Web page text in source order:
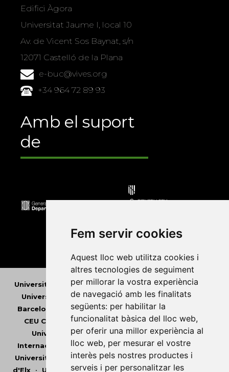
Fem servir cookies
Aquest lloc web utilitza cookies i
altres tecnologies de seguiment
per millorar la vostra experiència
de navegació amb les finalitats
següents: per habilitar la
funcionalitat bàsica del lloc web,
per oferir una millor experiència al
lloc web, per mesurar el vostre
interès pels nostres productes i
serveis i per personalitzar les
Edifici Àgora
Universitat Jaume I, local 10
Av. de Vicent Sos Baynat, s/n
12071 Castelló de la Plana
e-buc@vives.org
+34 964 72 89 93
Amb el suport
de
Universitat Abat Oliba CEU • Universitat d'Alacant
Universitat d'Andorra•Universitat Autònoma de
Barcelona
Universitat de Barcelona •
CEU Cardenal Herrera•Universitat de Girona•
Universitat de les Illes Balears•Universitat
Internacional de Catalunya•Universitat Jaume I
Universitat de Lleida•Universitat Miguel Hernández
d'Elx• Universitat Oberta de Catalunya•Universitat